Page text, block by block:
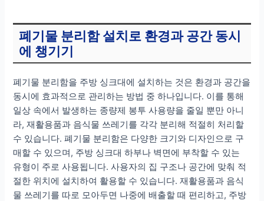
폐기물 분리함 설치로 환경과 공간 동시
에 챙기기
폐기물 분리함을 주방 싱크대에 설치하는 것은 환경과 공간을
동시에 효과적으로 관리하는 방법 중 하나입니다. 이를 통해
일상 속에서 발생하는 종량제 봉투 사용량을 줄일 뿐만 아니
라, 재활용품과 음식물 쓰레기를 각각 분리해 적절히 처리할
수 있습니다. 폐기물 분리함은 다양한 크기와 디자인으로 구
매할 수 있으며, 주방 싱크대 하부나 벽면에 부착할 수 있는
유형이 주로 사용됩니다. 사용자의 집 구조나 공간에 맞춰 적
절한 위치에 설치하여 활용할 수 있습니다. 재활용품과 음식
물 쓰레기를 따로 모아두면 나중에 배출할 때 편리하고, 주방